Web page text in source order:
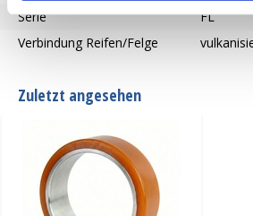
Serie
FL
Verbindung Reifen/Felge
Zuletzt angesehen